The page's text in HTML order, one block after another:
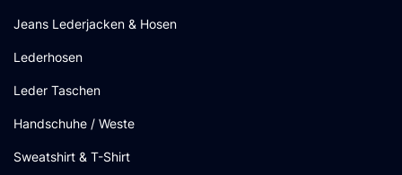
Jeans Lederjacken & Hosen
Lederhosen
Leder Taschen
Handschuhe / Weste
Sweatshirt & T-Shirt